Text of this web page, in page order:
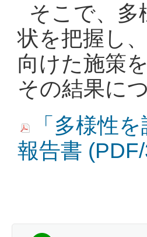
そこで、多
状を把握し
向けた施策
その結果に
「多様性
報告書